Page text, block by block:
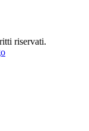
riservati.